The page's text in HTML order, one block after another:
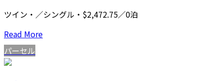
ツイン・／シングル・$2,472.75／0泊
Read More
パーセル